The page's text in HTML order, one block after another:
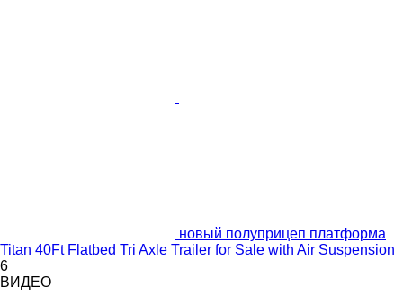
новый полуприцеп платформа
Titan 40Ft Flatbed Tri Axle Trailer for Sale with Air Suspension
6
ВИДЕО